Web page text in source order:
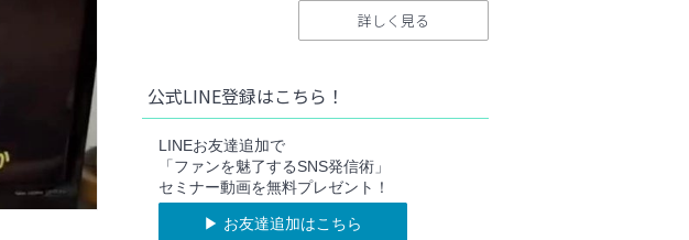
詳しく見る
公式LINE登録はこちら！
LINEお友達追加で
「ファンを魅了するSNS発信術」
セミナー動画を無料プレゼント！
▶︎ お友達追加はこちら